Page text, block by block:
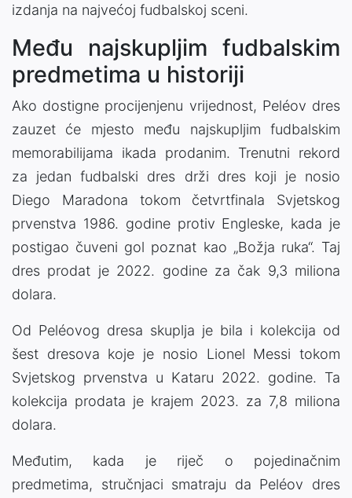
izdanja na najvećoj fudbalskoj sceni.
Među najskupljim fudbalskim
predmetima u historiji
Ako dostigne procijenjenu vrijednost, Peléov dres
zauzet će mjesto među najskupljim fudbalskim
memorabilijama ikada prodanim. Trenutni rekord
za jedan fudbalski dres drži dres koji je nosio
Diego Maradona tokom četvrtfinala Svjetskog
prvenstva 1986. godine protiv Engleske, kada je
postigao čuveni gol poznat kao „Božja ruka“. Taj
dres prodat je 2022. godine za čak 9,3 miliona
dolara.
Od Peléovog dresa skuplja je bila i kolekcija od
šest dresova koje je nosio Lionel Messi tokom
Svjetskog prvenstva u Kataru 2022. godine. Ta
kolekcija prodata je krajem 2023. za 7,8 miliona
dolara.
Međutim, kada je riječ o pojedinačnim
predmetima, stručnjaci smatraju da Peléov dres